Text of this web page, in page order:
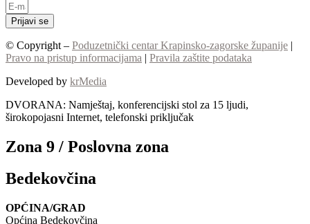
Prijavi se
© Copyright – Poduzetnički centar Krapinsko-zagorske županije |
Pravo na pristup informacijama | Pravila zaštite podataka
Developed by krMedia
DVORANA: Namještaj, konferencijski stol za 15 ljudi,
širokopojasni Internet, telefonski priključak
Zona 9 / Poslovna zona
Bedekovčina
OPĆINA/GRAD
Općina Bedekovčina